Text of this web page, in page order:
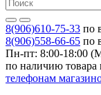
8(906)610-75-33 по
8(906)558-66-65 по
Пн-пт: 8:00-18:00
по наличию товара
телефонам